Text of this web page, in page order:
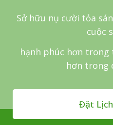
Sở hữu nụ cười tỏa
cuộc
hạnh phúc hơn trong
hơn trong
Đặt